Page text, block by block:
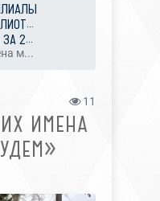
2...
м...
11
ИМЕНА